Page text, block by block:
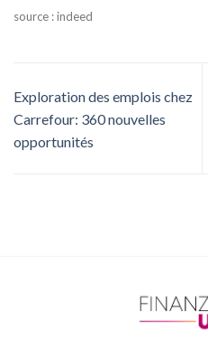
source : indeed
Exploration des emplois chez
Carrefour: 360 nouvelles
opportunités